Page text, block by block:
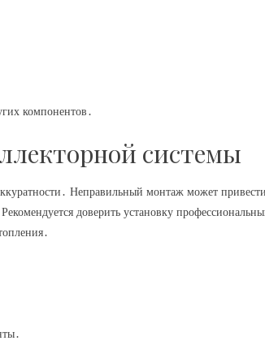
компонентов․
системы
Неправильный монтаж может
доверить установку